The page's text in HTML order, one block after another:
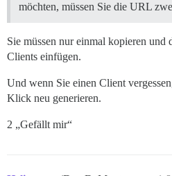
möchten, müssen Sie die URL
Sie müssen nur einmal kopieren und
Clients einfügen.
Und wenn Sie einen Client
Klick neu generieren.
2 „Gefällt mir“